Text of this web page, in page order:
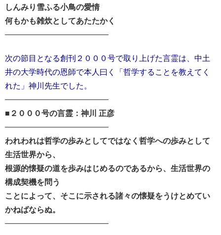
しんみり雪ふる小鳥の愛情
何もかも雑炊としてあたたかく
━━━━━━━━━━━━━━━
次の節目となる創刊２０００号で取り上げた言霊は、中土
井の大学時代の恩師で本人曰く「哲学することを教えてく
れた」神川先生でした。
━━━━━━━━━━━━━━━
■２０００号の言霊：神川 正彦
━━━━━━━━━━━━━━━
われわれは哲学の歩みとしてではなく哲学への歩みとして
生活世界から、
根源的懐疑の道を歩みはじめるのであるから、生活世界の
構成契機を問う
ことによって、そこに示される諸々の懐疑をうけとめてい
かねばならぬ。
━━━━━━━━━━━━━━━